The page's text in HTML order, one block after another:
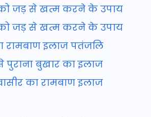
जड़ से खत्म करने के उपाय
जड़ से खत्म करने के उपाय
रामबाण इलाज पतंजलि
पुराना बुखार का इलाज
का रामबाण इलाज